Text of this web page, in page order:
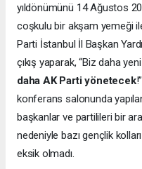
yıldönümünü 14 Ağustos
coşkulu bir akşam yemeği
Parti İstanbul İl Başkan
çıkış yaparak, “Biz daha
daha AK Parti yönetecek
konferans salonunda
başkanlar ve partilileri bir
nedeniyle bazı gençlik
eksik olmadı.